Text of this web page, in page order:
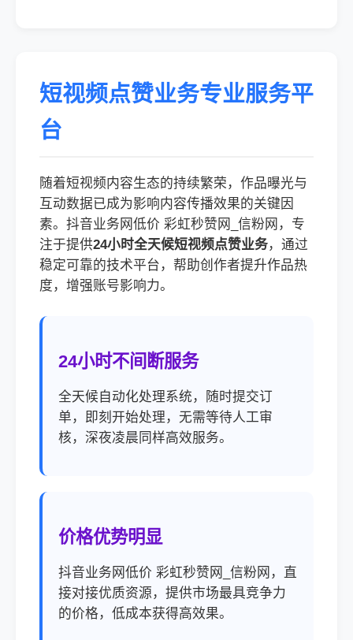
短视频点赞业务专业服务平
台
随着短视频内容生态的持续繁荣，作品曝光与
互动数据已成为影响内容传播效果的关键因
素。抖音业务网低价 彩虹秒赞网_信粉网，专
注于提供24小时全天候短视频点赞业务，通过
稳定可靠的技术平台，帮助创作者提升作品热
度，增强账号影响力。
24小时不间断服务
全天候自动化处理系统，随时提交订
单，即刻开始处理，无需等待人工审
核，深夜凌晨同样高效服务。
价格优势明显
抖音业务网低价 彩虹秒赞网_信粉网，直
接对接优质资源，提供市场最具竞争力
的价格，低成本获得高效果。